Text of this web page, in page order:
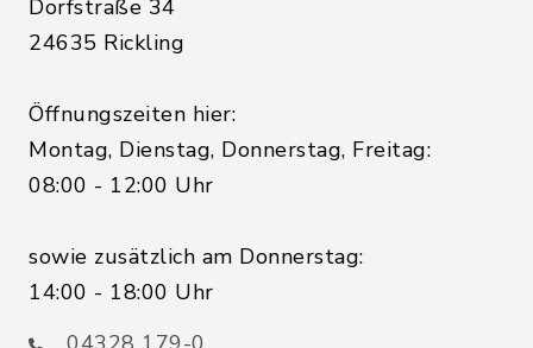
Dorfstraße 34
24635 Rickling
Öffnungszeiten hier:
Montag, Dienstag, Donnerstag, Freitag:
08:00 - 12:00 Uhr
sowie zusätzlich am Donnerstag:
14:00 - 18:00 Uhr